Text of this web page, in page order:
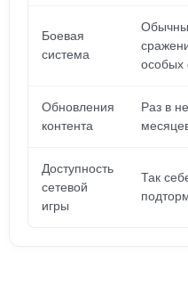
Боевая
система
Обновления
контента
Раз в
Доступность
сетевой
игры
Так